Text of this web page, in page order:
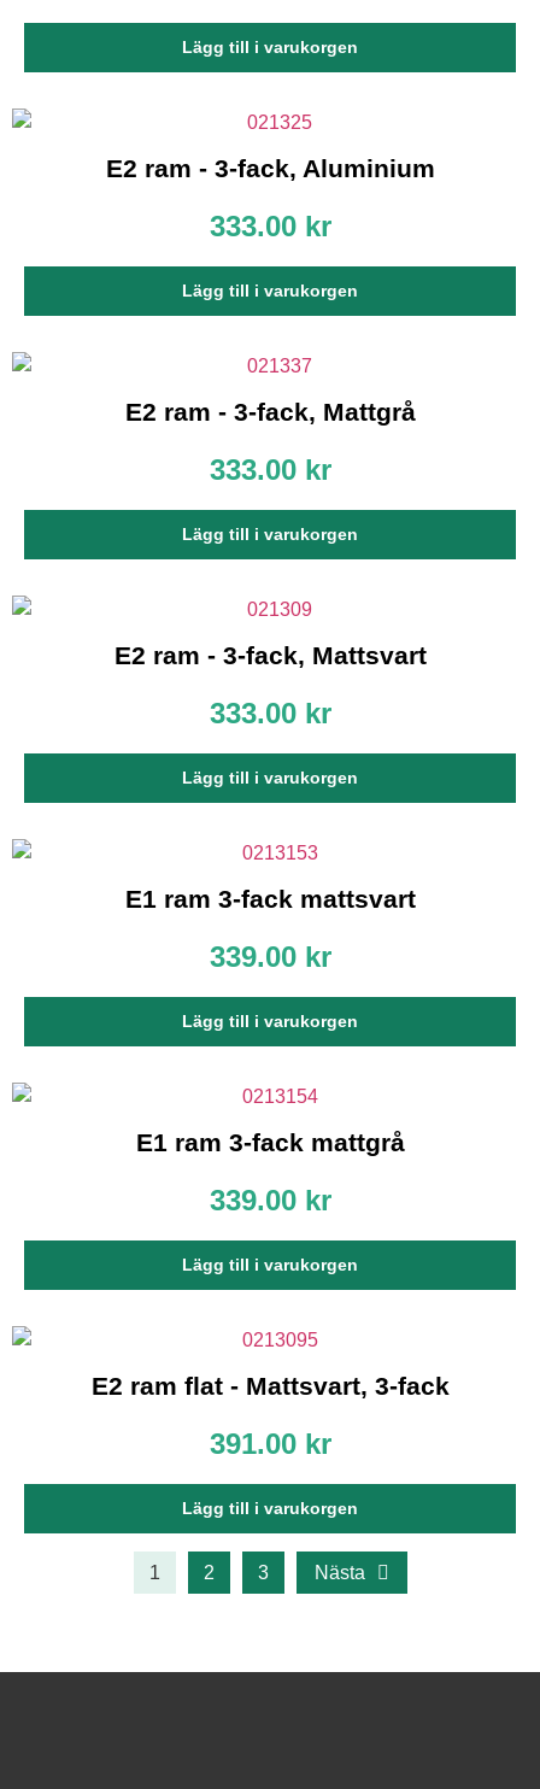
Lägg till i varukorgen
E2 ram - 3-fack, Aluminium
333.00 kr
Lägg till i varukorgen
E2 ram - 3-fack, Mattgrå
333.00 kr
Lägg till i varukorgen
E2 ram - 3-fack, Mattsvart
333.00 kr
Lägg till i varukorgen
E1 ram 3-fack mattsvart
339.00 kr
Lägg till i varukorgen
E1 ram 3-fack mattgrå
339.00 kr
Lägg till i varukorgen
E2 ram flat - Mattsvart, 3-fack
391.00 kr
Lägg till i varukorgen
1 2 3 Nästa